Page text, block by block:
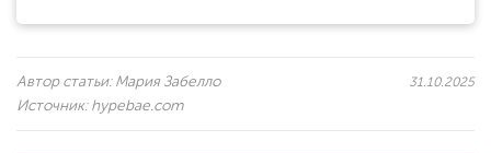
Автор статьи: Мария Забелло
Источник: hypebae.com
31.10.2025